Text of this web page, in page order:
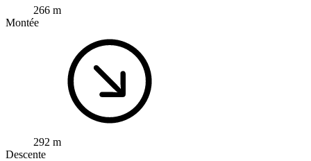
266 m
Montée
292 m
Descente